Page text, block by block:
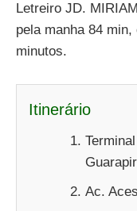
Letreiro JD.
pela manha 84
minutos.
Itinerário
Ac.